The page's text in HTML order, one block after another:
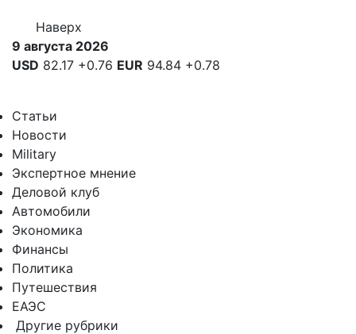
Наверх
9 августа 2026
USD 82.17 +0.76 EUR 94.84 +0.78
Статьи
Новости
Military
Экспертное мнение
Деловой клуб
Автомобили
Экономика
Финансы
Политика
Путешествия
ЕАЭС
Другие рубрики